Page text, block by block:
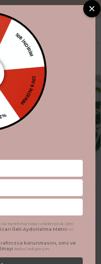
"Aynı gün
50₺ İNDİRİM
100 ₺ İNDİRİM
tarafıma ticari elektronik ileti
İleti Aydınlatma Metni 'ni
korunmasını, sms ve
kabul ediyorum.